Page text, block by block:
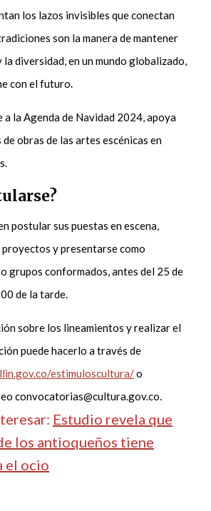
los lazos invisibles que conectan
son la manera de mantener
la diversidad, en un mundo globalizado,
con el futuro.
a la Agenda de Navidad 2024, apoya
obras de las artes escénicas en
postular sus puestas en escena,
y presentarse como
grupos conformados, antes del 25 de
de la tarde.
sobre los lineamientos y realizar el
puede hacerlo a través de
estimuloscultura/o
convocatorias@cultura.gov.co.
Estudio revela que
los antioqueños tiene
el ocio